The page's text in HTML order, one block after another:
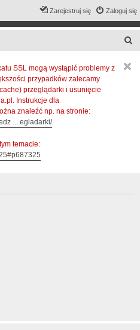
Zaloguj się
Zarejestruj się
SSL mogą wystąpić problemy z
przypadków zalecamy
przeglądarki i usunięcie
Instrukcje dla
znaleźć np. na stronie:
... egladarki/.
temacie: